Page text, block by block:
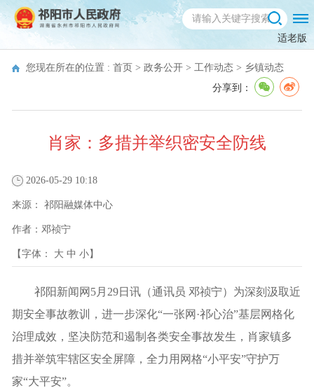
适老版
您现在所在的位置 : 首页 > 政务公开 > 工作动态 > 乡镇动态
分享到：
肖家：多措并举织密安全防线
2026-05-29 10:18
来源： 祁阳融媒体中心
作者： 邓祯宁
【字体： 大 中 小】
祁阳新闻网5月29日讯（通讯员 邓祯宁）为深刻汲取近
期安全事故教训，进一步深化“一张网·祁心治”基层网格化
治理成效，坚决防范和遏制各类安全事故发生，肖家镇多
措并举筑牢辖区安全屏障，全力用网格“小平安”守护万
家“大平安”。